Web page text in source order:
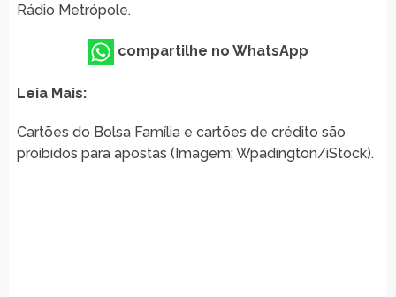
Rádio Metrópole.
compartilhe no WhatsApp
Leia Mais:
Cartões do Bolsa Família e cartões de crédito são
proibidos para apostas (Imagem: Wpadington/iStock).